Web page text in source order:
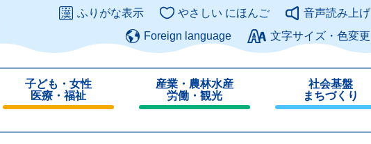
このページの本文へ
ふりがな表示 やさしい にほんご
音声読み上げ
Foreign language
文字サイズ・色変更
子ども・女性
医療・福祉
じ
産業・農林水産
労働・観光
じ
社会基盤
まちづくり
じ